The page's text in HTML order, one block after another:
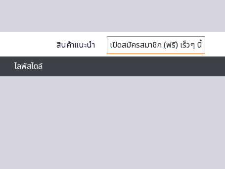
สินค้าแนะนำ
เปิดสมัครสมาชิก (ฟรี) เร็วๆ นี้
ไลฟ์สไตล์